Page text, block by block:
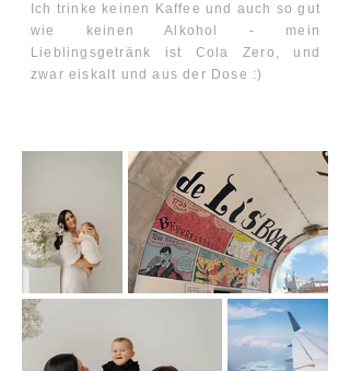
Ich trinke keinen Kaffee und auch so gut
wie keinen Alkohol - mein
Lieblingsgetränk ist Cola Zero, und
zwar eiskalt und aus der Dose :)